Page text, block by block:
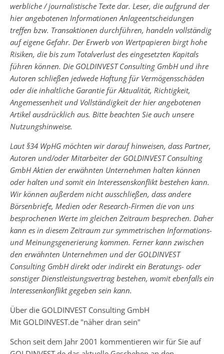
werbliche / journalistische Texte dar. Leser, die aufgrund der
hier angebotenen Informationen Anlageentscheidungen
treffen bzw. Transaktionen durchführen, handeln vollständig
auf eigene Gefahr. Der Erwerb von Wertpapieren birgt hohe
Risiken, die bis zum Totalverlust des eingesetzten Kapitals
führen können. Die GOLDINVEST Consulting GmbH und ihre
Autoren schließen jedwede Haftung für Vermögensschäden
oder die inhaltliche Garantie für Aktualität, Richtigkeit,
Angemessenheit und Vollständigkeit der hier angebotenen
Artikel ausdrücklich aus. Bitte beachten Sie auch unsere
Nutzungshinweise.
Laut §34 WpHG möchten wir darauf hinweisen, dass Partner,
Autoren und/oder Mitarbeiter der GOLDINVEST Consulting
GmbH Aktien der erwähnten Unternehmen halten können
oder halten und somit ein Interessenskonflikt bestehen kann.
Wir können außerdem nicht ausschließen, dass andere
Börsenbriefe, Medien oder Research-Firmen die von uns
besprochenen Werte im gleichen Zeitraum besprechen. Daher
kann es in diesem Zeitraum zur symmetrischen Informations-
und Meinungsgenerierung kommen. Ferner kann zwischen
den erwähnten Unternehmen und der GOLDINVEST
Consulting GmbH direkt oder indirekt ein Beratungs- oder
sonstiger Dienstleistungsvertrag bestehen, womit ebenfalls ein
Interessenkonflikt gegeben sein kann.
Über die GOLDINVEST Consulting GmbH
Mit GOLDINVEST.de "näher dran sein"
Schon seit dem Jahr 2001 kommentieren wir für Sie auf